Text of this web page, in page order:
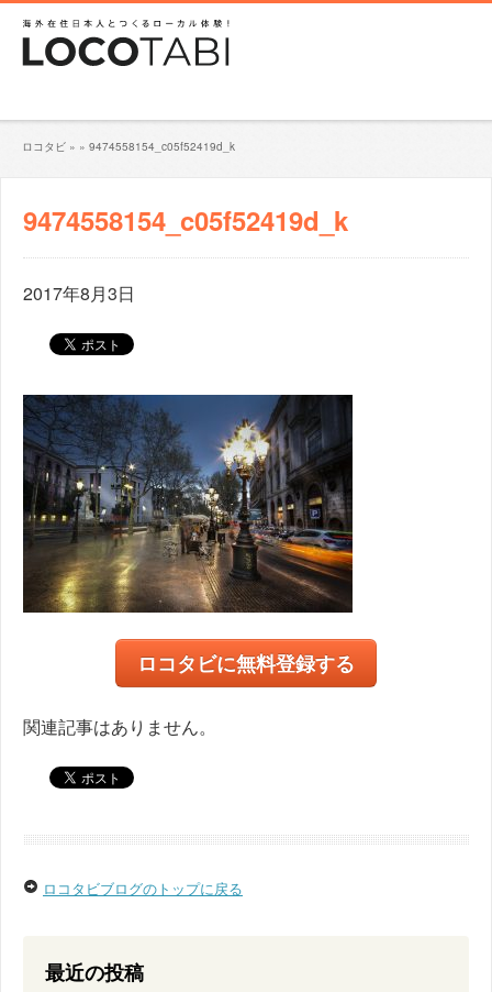
ロコタビ » » 9474558154_c05f52419d_k
9474558154_c05f52419d_k
2017年8月3日
ロコタビに無料登録する
関連記事はありません。
ロコタビブログのトップに戻る
最近の投稿